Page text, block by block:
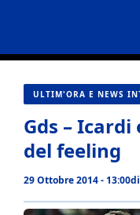
contenuto
ULTIM'ORA E NEWS
Gds –
del feeling
29 Ottobre 2014 - 13:00di